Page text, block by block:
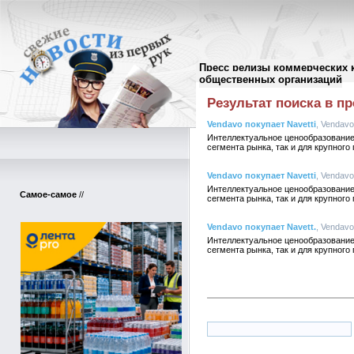
Пресс релизы коммерческих
общественных организаций
Самое-самое //
Поиск в пресс-релизах//
Результат поиска в
Vendavo покупает Navetti ,
Интеллектуальное
сегмента рынка, так и для
Vendavo покупает Navetti ,
Интеллектуальное
сегмента рынка, так и для
Vendavo покупает Navett. ,
Интеллектуальное
сегмента рынка, так и для